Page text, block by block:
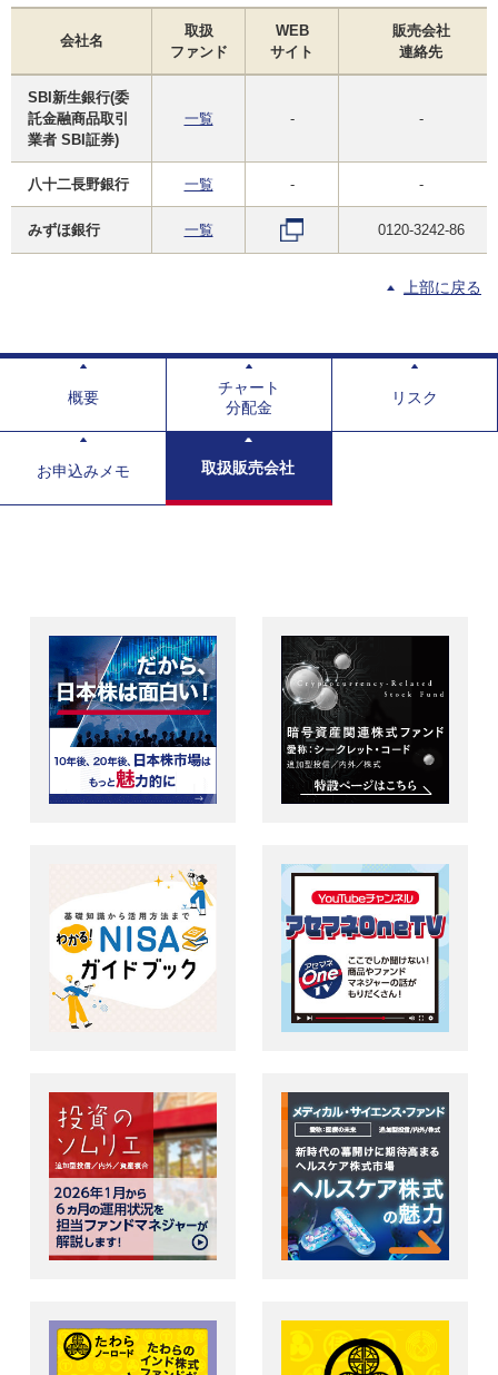
会社名
取扱
ファンド
WEB
サイト
販売会社
連絡先
SBI新生銀行(委
託金融商品取引
業者 SBI証券)
一覧 - -
八十二長野銀行 一覧 - -
みずほ銀行 一覧 0120-3242-86
上部に戻る
概要
チャート
分配金
リスク
お申込みメモ 取扱販売会社